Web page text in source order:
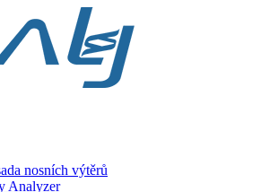
nosních výtěrů
Analyzer